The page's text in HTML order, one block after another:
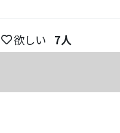
欲しい 7人